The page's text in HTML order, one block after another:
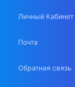
Личный Кабинет
Почта
Обратная связь